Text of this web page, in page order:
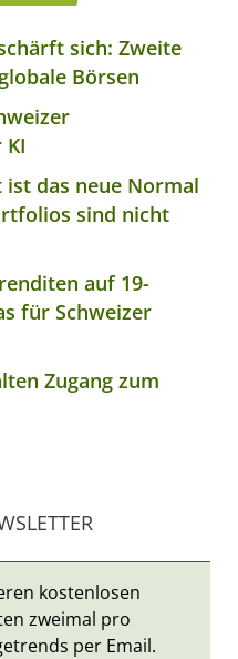
sich: Zweite
Börsen
ist das neue Normal
sind nicht
auf 19-
für Schweizer
Zugang zum
kostenlosen
zweimal pro
per Email.